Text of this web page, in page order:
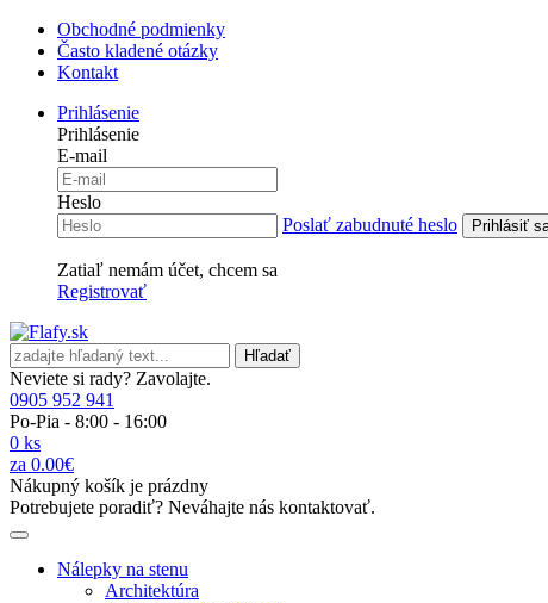
Obchodné podmienky
Často kladené otázky
Kontakt
Prihlásenie
Prihlásenie
E-mail
Heslo
Poslať zabudnuté heslo
Zatiaľ nemám účet, chcem sa
Registrovať
Hľadať
Neviete si rady? Zavolajte.
0905 952 941
Po-Pia - 8:00 - 16:00
0 ks
za 0.00€
Nákupný košík je prázdny
Potrebujete poradiť? Neváhajte nás kontaktovať.
Nálepky na stenu
Architektúra